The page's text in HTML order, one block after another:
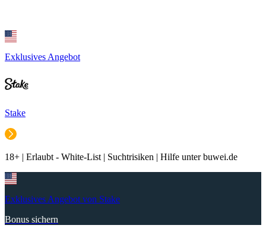
Exklusives Angebot
Stake
18+ | Erlaubt - White-List | Suchtrisiken | Hilfe unter buwei.de
Exklusives Angebot von Stake
Bonus sichern